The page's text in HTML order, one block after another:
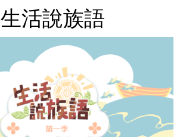
生活說族語